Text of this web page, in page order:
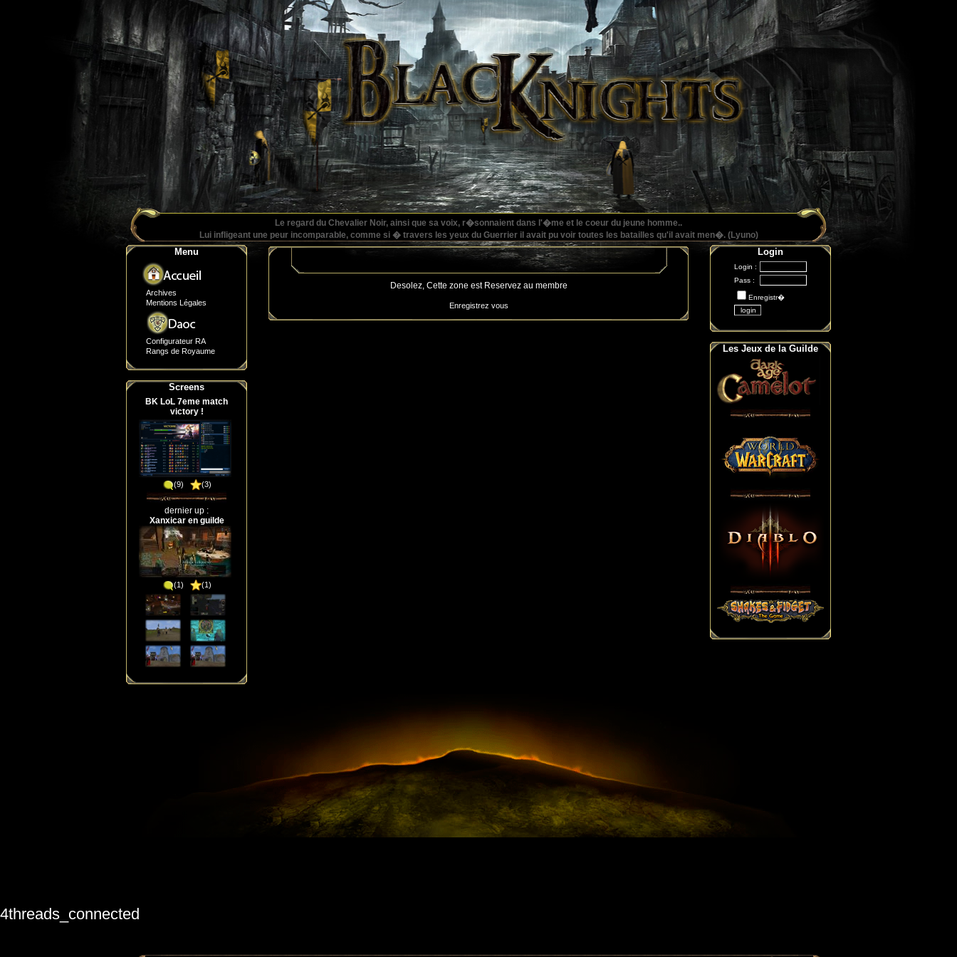
Le regard du Chevalier Noir, ainsi que sa voix, r�sonnaient dans l'�me et le coeur du jeune homme..
Lui infligeant une peur incomparable, comme si � travers les yeux du Guerrier il avait pu voir toutes les batailles qu'il avait men�. (Lyuno)
Menu
Archives
Mentions Légales
Configurateur RA
Rangs de Royaume
Screens
BK LoL 7eme match
victory !
(9) (3)
dernier up :
Xanxicar en guilde
(1) (1)
Desolez, Cette zone est Reservez au membre
Enregistrez vous
Login
Login :
Pass :
Enregistr�
Les Jeux de la Guilde
4threads_connected